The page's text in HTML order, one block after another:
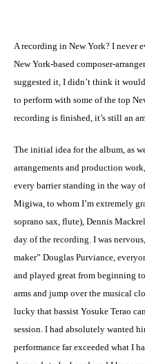
A recording in New York? I never
New York-based composer-
suggested it, I didn’t think it
to perform with some of the top
recording is finished, it’s still an
The initial idea for the album, as
arrangements and production
every barrier standing in the way
Migiwa, to whom I’m extremely
soprano sax, flute), Dennis
day of the recording. I was
maker” Douglas Purviance,
and played great from beginning
arms and jump over the musical
lucky that bassist Yosuke Terao
session. I had absolutely wanted
performance far exceeded what I